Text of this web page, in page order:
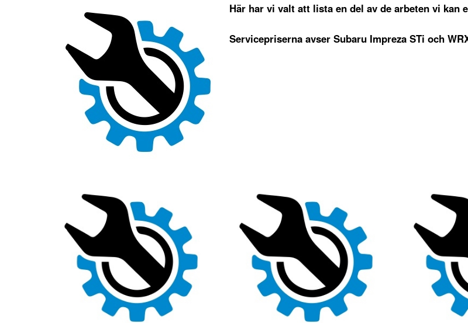
Här har vi valt att lista en del av de arbeten vi kan
Servicepriserna avser Subaru Impreza STi och